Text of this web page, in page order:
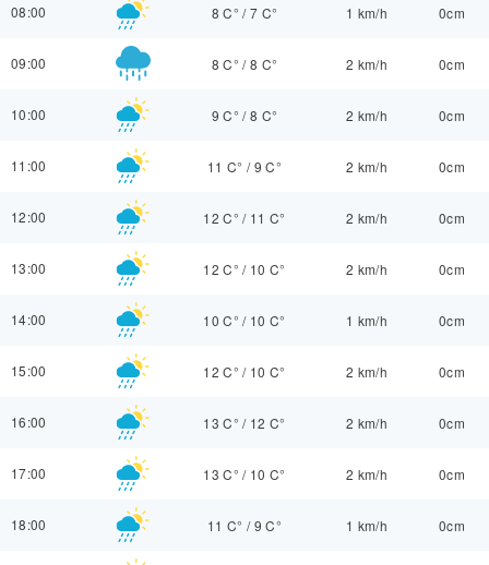
08:00 8 C° /7 C° 1 km/h 0cm
09:00 8 C° /8 C° 2 km/h 0cm
10:00 9 C° /8 C° 2 km/h 0cm
11:00 11 C° / 9 C° 2 km/h 0cm
12:00 12 C° / 11 C° 2 km/h 0cm
13:00 12 C° / 10 C° 2 km/h 0cm
14:00 10 C° / 10 C° 1 km/h 0cm
15:00 12 C° / 10 C° 2 km/h 0cm
16:00 13 C° / 12 C° 2 km/h 0cm
17:00 13 C° / 10 C° 2 km/h 0cm
18:00 11 C° / 9 C° 1 km/h 0cm